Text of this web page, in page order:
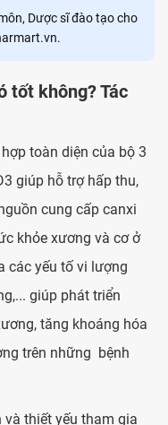
Dược sĩ đào tạo cho
tốt không? Tác
toàn diện của bộ 3
giúp hỗ trợ hấp thu,
cung cấp canxi
khỏe xương và cơ ở
các yếu tố vi lượng
giúp phát triển
tăng khoáng hóa
trên những bệnh
và thiết yếu tham gia